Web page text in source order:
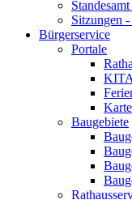
Sitzungen
Bürgerservice
Portale
Baugebiete